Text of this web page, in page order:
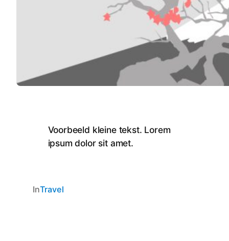
Voorbeeld kleine tekst. Lorem
ipsum dolor sit amet.
InTravel